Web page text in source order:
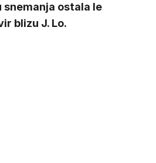
ostala le
blizu J. Lo.